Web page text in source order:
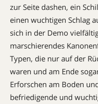
zur Seite dashen, ein
einen wuchtigen Schlag
sich in der Demo
marschierendes
Typen, die nur auf der
waren und am Ende
Erforschen am Boden
befriedigende und